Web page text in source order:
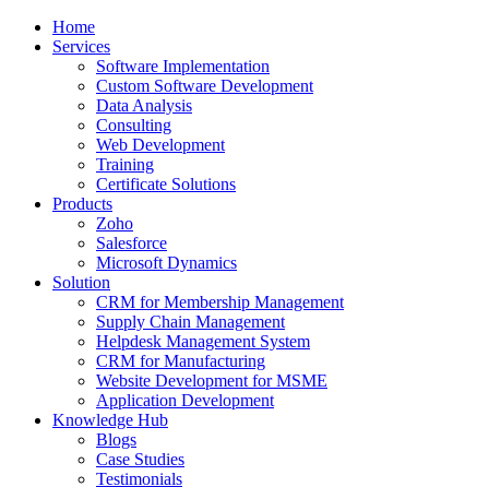
Home
Services
Software Implementation
Custom Software Development
Data Analysis
Consulting
Web Development
Training
Certificate Solutions
Products
Zoho
Salesforce
Microsoft Dynamics
Solution
CRM for Membership Management
Supply Chain Management
Helpdesk Management System
CRM for Manufacturing
Website Development for MSME
Application Development
Knowledge Hub
Blogs
Case Studies
Testimonials